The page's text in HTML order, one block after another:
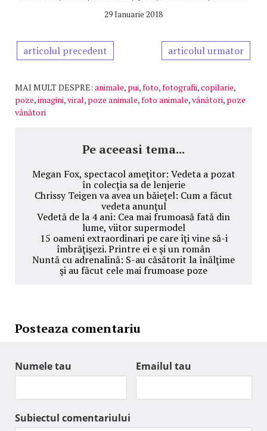
29 Ianuarie 2018
articolul precedent articolul urmator
MAI MULT DESPRE: animale, pui,foto,fotografii,copilarie,
poze,imagini,viral, poze animale,foto animale,vânători, poze
vânători
Pe aceeasi tema...
Megan Fox, spectacol ameţitor: Vedeta a pozat
în colecţia sa de lenjerie
Chrissy Teigen va avea un băieţel: Cum a făcut
vedeta anunţul
Vedetă de la 4 ani: Cea mai frumoasă fată din
lume, viitor supermodel
15 oameni extraordinari pe care îţi vine să-i
îmbrăţişezi. Printre ei e şi un român
Nuntă cu adrenalină: S-au căsătorit la înălţime
şi au făcut cele mai frumoase poze
Posteaza comentariu
Numele tau Emailul tau
Subiectul comentariului